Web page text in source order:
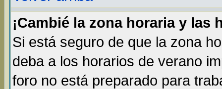
¡Cambié la zona horaria y
Si está seguro de que la zona
deba a los horarios de verano
foro no está preparado para